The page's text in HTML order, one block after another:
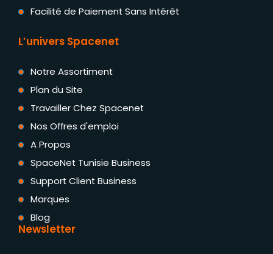
Facilité de Paiement Sans Intérêt
L’univers Spacenet
Notre Assortiment
Plan du Site
Travailler Chez Spacenet
Nos Offres d'emploi
A Propos
SpaceNet Tunisie Business
Support Client Business
Marques
Blog
Newsletter